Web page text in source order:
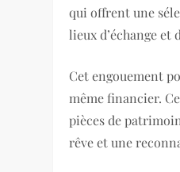
qui offrent une
lieux d’échange et
Cet engouement
même financier.
pièces de
rêve et une